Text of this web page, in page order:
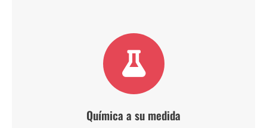
Química a su medida